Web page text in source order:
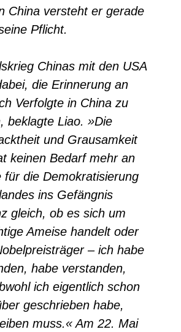
China versteht er gerade
Pflicht.
Chinas mit den USA
die Erinnerung an
Verfolgte in China zu
beklagte Liao. »Die
und Grausamkeit
keinen Bedarf mehr an
für die Demokratisierung
ins Gefängnis
gleich, ob es sich um
Ameise handelt oder
– ich habe
habe verstanden,
ich eigentlich schon
geschrieben habe,
muss.« Am 22. Mai